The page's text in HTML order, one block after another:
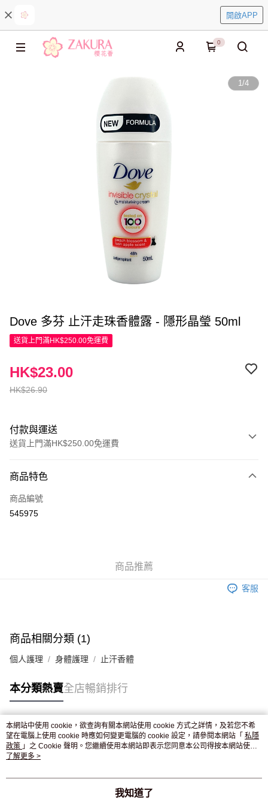
開啟APP
0
1/4
Dove 多芬 止汗走珠香體露 - 隱形晶瑩 50ml
送貨上門滿HK$250.00免運費
HK$26.90
HK$23.00
付款與運送
送貨上門滿HK$250.00免運費
信用卡
Apple Pay
付款後門市自取，訂單確認後2-4個工作天到店，7天內取。逾期後
商品特色
商品編號
545975
商品推薦
客服
商品相關分類 (1)
個人護理 身體護理 止汗香體
本分類熱賣全店暢銷排行
熱門標籤
熱銷排行
本網站中使用 cookie，欲查詢有關本網站使用 cookie 方式之詳情，及若您不希
望在電腦上使用 cookie 時應如何變更電腦的 cookie 設定，請參閱本網站「 私隱
政策 」之 Cookie 聲明。您繼續使用本網站即表示您同意本公司得按本網站使用
條款之 Cookie 聲明使用 cookie。
了解更多 >
我知道了